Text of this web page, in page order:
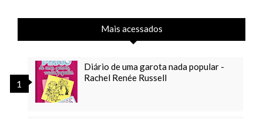
Mais acessados
Diário de uma garota nada popular -
Rachel Renée Russell